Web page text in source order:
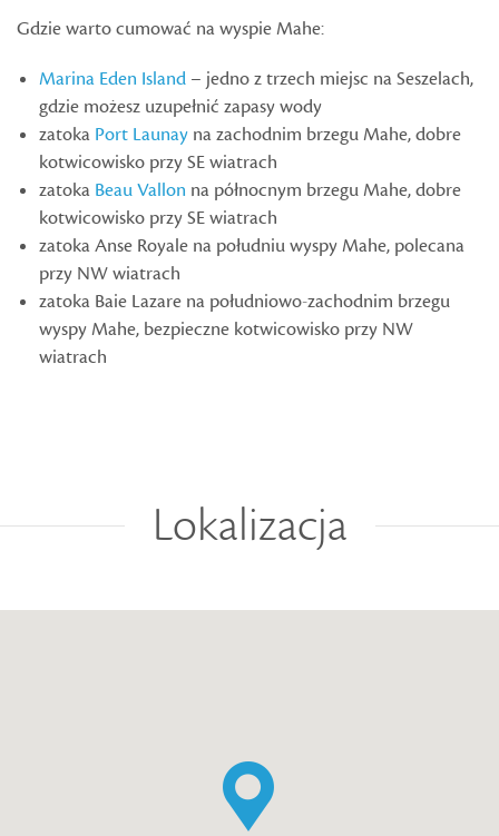
Gdzie warto cumować na wyspie Mahe:
Marina Eden Island – jedno z trzech miejsc na Seszelach,
gdzie możesz uzupełnić zapasy wody
zatoka Port Launay na zachodnim brzegu Mahe, dobre
kotwicowisko przy SE wiatrach
zatoka Beau Vallon na północnym brzegu Mahe, dobre
kotwicowisko przy SE wiatrach
zatoka Anse Royale na południu wyspy Mahe, polecana
przy NW wiatrach
zatoka Baie Lazare na południowo-zachodnim brzegu
wyspy Mahe, bezpieczne kotwicowisko przy NW
wiatrach
Lokalizacja